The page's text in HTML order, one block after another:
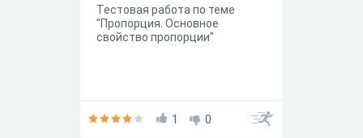
Тестовая работа по теме
"Пропорция. Основное
свойство пропорции"
1 0